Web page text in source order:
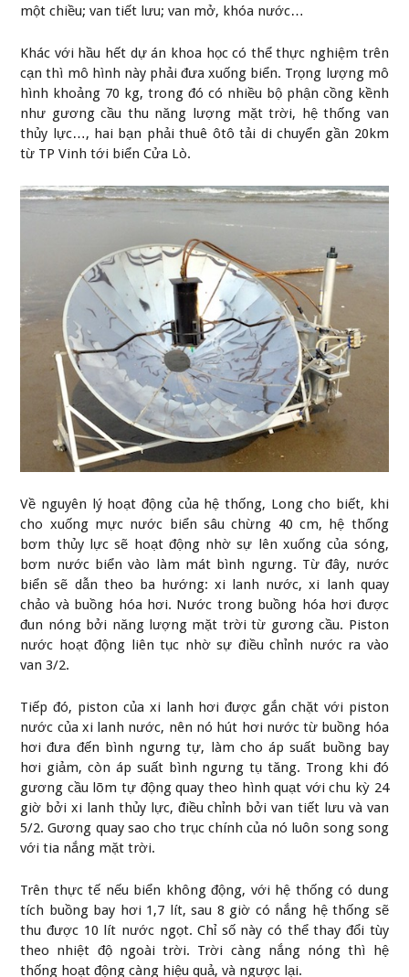
một chiều; van tiết lưu; van mở, khóa nước…
Khác với hầu hết dự án khoa học có thể thực nghiệm trên
cạn thì mô hình này phải đưa xuống biển. Trọng lượng mô
hình khoảng 70 kg, trong đó có nhiều bộ phận cồng kềnh
như gương cầu thu năng lượng mặt trời, hệ thống van
thủy lực…, hai bạn phải thuê ôtô tải di chuyển gần 20km
từ TP Vinh tới biển Cửa Lò.
Về nguyên lý hoạt động của hệ thống, Long cho biết, khi
cho xuống mực nước biển sâu chừng 40 cm, hệ thống
bơm thủy lực sẽ hoạt động nhờ sự lên xuống của sóng,
bơm nước biển vào làm mát bình ngưng. Từ đây, nước
biển sẽ dẫn theo ba hướng: xi lanh nước, xi lanh quay
chảo và buồng hóa hơi. Nước trong buồng hóa hơi được
đun nóng bởi năng lượng mặt trời từ gương cầu. Piston
nước hoạt động liên tục nhờ sự điều chỉnh nước ra vào
van 3/2.
Tiếp đó, piston của xi lanh hơi được gắn chặt với piston
nước của xi lanh nước, nên nó hút hơi nước từ buồng hóa
hơi đưa đến bình ngưng tự, làm cho áp suất buồng bay
hơi giảm, còn áp suất bình ngưng tụ tăng. Trong khi đó
gương cầu lõm tự động quay theo hình quạt với chu kỳ 24
giờ bởi xi lanh thủy lực, điều chỉnh bởi van tiết lưu và van
5/2. Gương quay sao cho trục chính của nó luôn song song
với tia nắng mặt trời.
Trên thực tế nếu biển không động, với hệ thống có dung
tích buồng bay hơi 1,7 lít, sau 8 giờ có nắng hệ thống sẽ
thu được 10 lít nước ngọt. Chỉ số này có thể thay đổi tùy
theo nhiệt độ ngoài trời. Trời càng nắng nóng thì hệ
thống hoạt động càng hiệu quả, và ngược lại.